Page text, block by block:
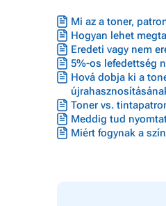
Mi az a toner,
Hogyan lehet
Eredeti vagy nem
5%-os lefedettség
Hová dobja ki a
Toner vs.
Meddig tud
Miért fogynak a